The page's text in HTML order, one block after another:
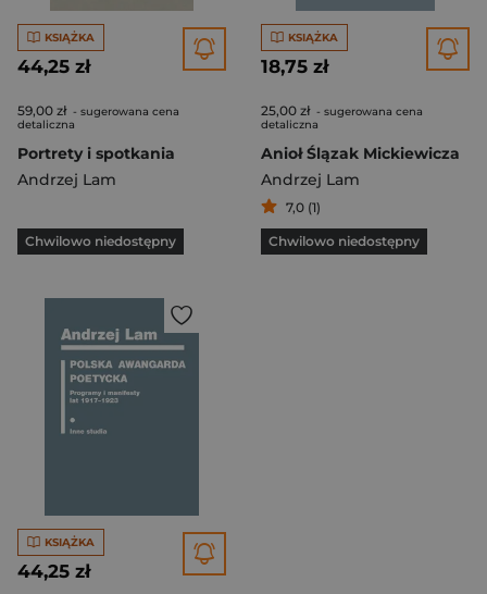
KSIĄŻKA
44,25 zł
59,00 zł - sugerowana cena
detaliczna
Portrety i spotkania
Andrzej Lam
Chwilowo niedostępny
KSIĄŻKA
18,75 zł
25,00 zł - sugerowana cena
detaliczna
Anioł Ślązak Mickiewicza
Andrzej Lam
7,0 (1)
Chwilowo niedostępny
KSIĄŻKA
44,25 zł